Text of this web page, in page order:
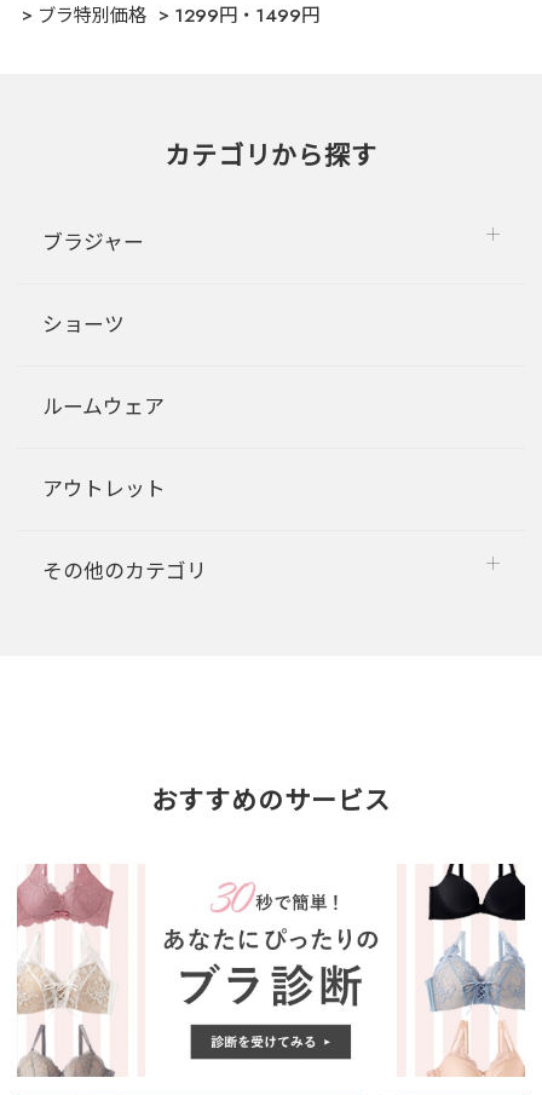
ブラ特別価格
1299円・1499円
カテゴリから探す
ブラジャー
ショーツ
ルームウェア
アウトレット
その他のカテゴリ
おすすめのサービス